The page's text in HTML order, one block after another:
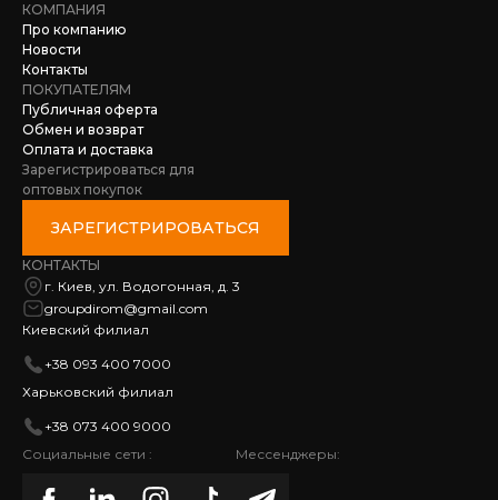
КОМПАНИЯ
Про компанию
Новости
Контакты
ПОКУПАТЕЛЯМ
Публичная оферта
Обмен и возврат
Оплата и доставка
Зарегистрироваться для
оптовых покупок
ЗАРЕГИСТРИРОВАТЬСЯ
КОНТАКТЫ
г. Киев, ул. Водогонная, д. 3
groupdirom@gmail.com
Киевский филиал
+38 093 400 7000
Харьковский филиал
+38 073 400 9000
Социальные сети :
Мессенджеры: